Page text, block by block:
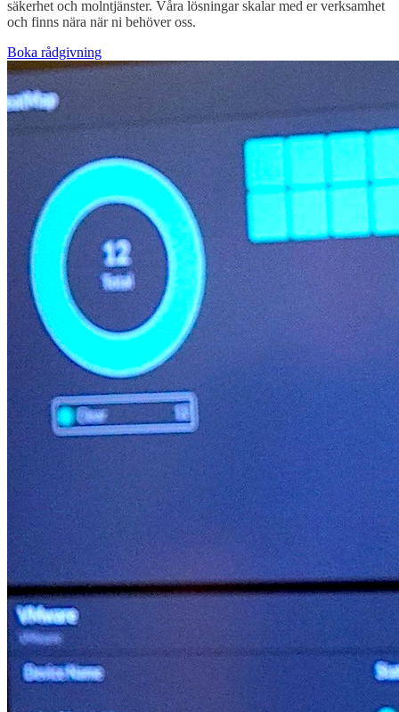
säkerhet och molntjänster. Våra lösningar skalar med er verksamhet
och finns nära när ni behöver oss.
Boka rådgivning